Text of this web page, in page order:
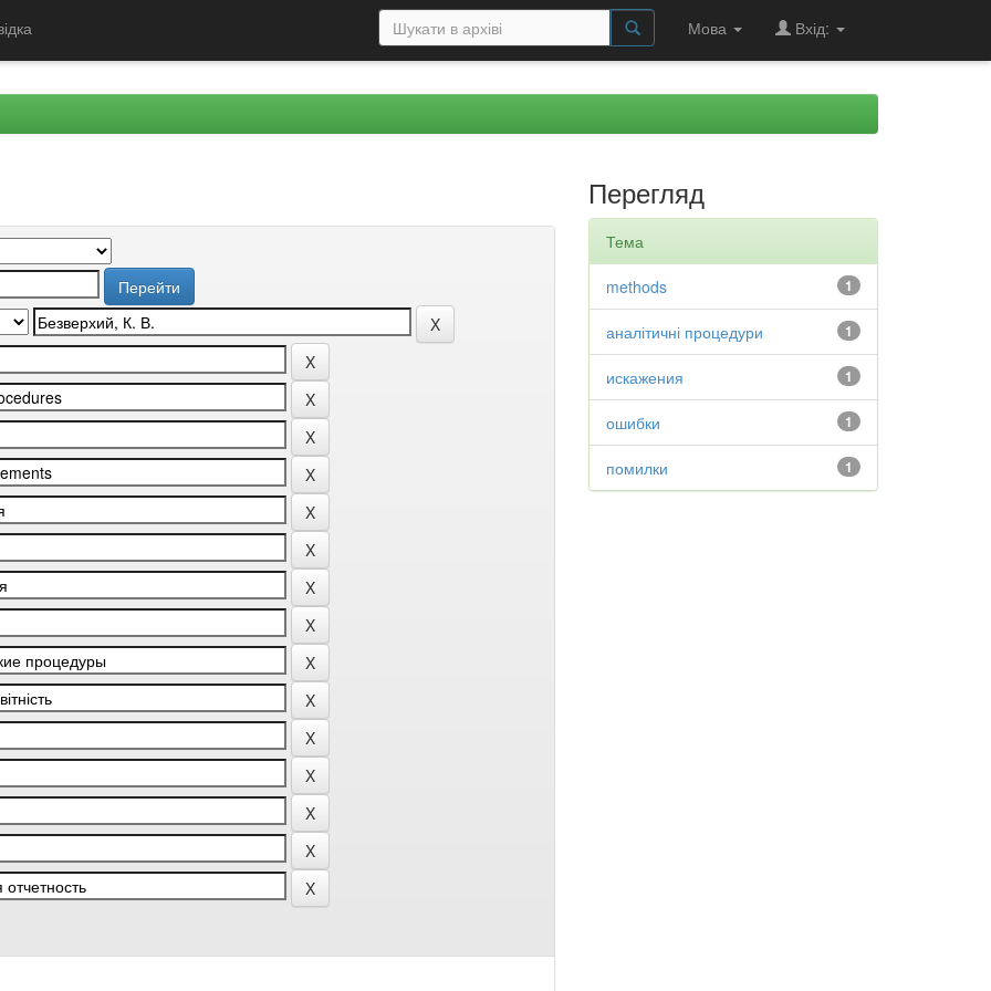
Мова Вхід:
Перегляд
Тема
1
methods
1
аналітичні процедури
1
искажения
1
ошибки
1
помилки